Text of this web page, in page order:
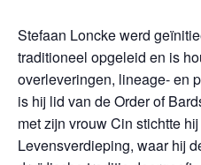
Stefaan Loncke werd
traditioneel opgeleid en is
overleveringen, lineage- en
is hij lid van de Order of
met zijn vrouw Cin stichtte
Levensverdieping, waar hij